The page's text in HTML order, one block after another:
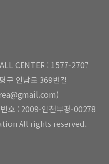
CENTER : 1577-2707
구 안남로 369번길
호 : 2009-인천부평-00278
All rights reserved.